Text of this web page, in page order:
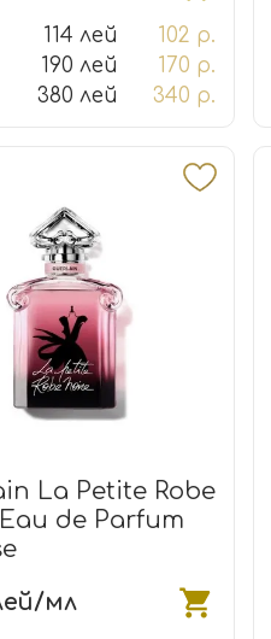
114 лей
102 р.
190 лей
170 р.
380 лей 340 р.
La Petite Robe
de Parfum
мл